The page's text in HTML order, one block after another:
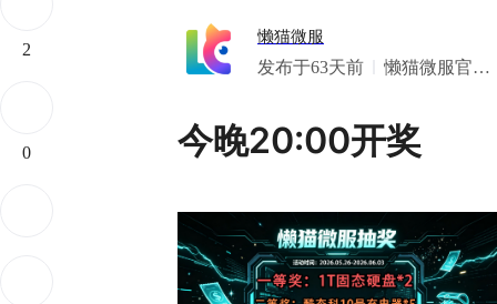
2
0
懒猫微服
发布于63天前
懒猫微服官方
今晚20:00开奖